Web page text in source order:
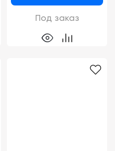
Под заказ